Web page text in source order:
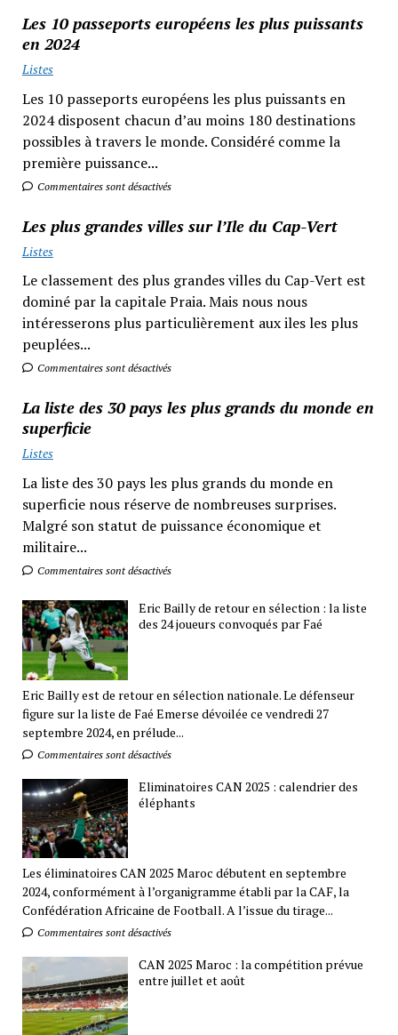
Les 10 passeports européens les plus puissants
en 2024
Listes
Les 10 passeports européens les plus puissants en
2024 disposent chacun d’au moins 180 destinations
possibles à travers le monde. Considéré comme la
première puissance...
Commentaires sont désactivés
Les plus grandes villes sur l’Ile du Cap-Vert
Listes
Le classement des plus grandes villes du Cap-Vert est
dominé par la capitale Praia. Mais nous nous
intéresserons plus particulièrement aux iles les plus
peuplées...
Commentaires sont désactivés
La liste des 30 pays les plus grands du monde en
superficie
Listes
La liste des 30 pays les plus grands du monde en
superficie nous réserve de nombreuses surprises.
Malgré son statut de puissance économique et
militaire...
Commentaires sont désactivés
Eric Bailly de retour en sélection : la liste
des 24 joueurs convoqués par Faé
Eric Bailly est de retour en sélection nationale. Le défenseur
figure sur la liste de Faé Emerse dévoilée ce vendredi 27
septembre 2024, en prélude...
Commentaires sont désactivés
Eliminatoires CAN 2025 : calendrier des
éléphants
Les éliminatoires CAN 2025 Maroc débutent en septembre
2024, conformément à l’organigramme établi par la CAF, la
Confédération Africaine de Football. A l’issue du tirage...
Commentaires sont désactivés
CAN 2025 Maroc : la compétition prévue
entre juillet et août